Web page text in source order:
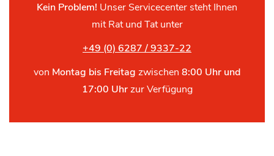
Kein Problem! Unser Servicecenter steht Ihnen
mit Rat und Tat unter
+49 (0) 6287 / 9337-22
von Montag bis Freitag zwischen 8:00 Uhr und
17:00 Uhrzur Verfügung